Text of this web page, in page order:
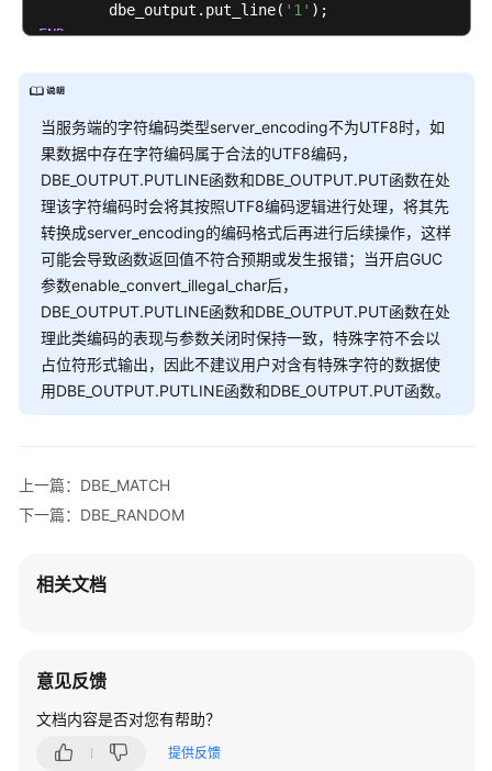
发
南
（分
布
式
_V2.0-
3.x）
开
发
南
（集
3.x）
发
指
布
式
_V2.0-
2.x）
        dbe_output.put_line(
'1'
END
-- 预期结果为：
ANONYMOUS BLOCK EXECUTE
-- 测试put，输入字符串a放入到缓冲区，末尾不加换行符，a不
BEGIN
dbe_output.enable();
dbe_output.put('a'
END
-- 预期结果为：
ANONYMOUS BLOCK EXECUTE
-- 测试new_line,添加换行，输出a
BEGIN
END
a
DECLARE
line VARCHAR(32672 );
BEGIN
当服务端的字符编码类型server_encoding不为UTF8时，如
果数据中存在字符编码属于合法的UTF8编码，
DBE_OUTPUT.PUTLINE函数和DBE_OUTPUT.PUT函数在处
理该字符编码时会将其按照UTF8编码逻辑进行处理，将其先
转换成server_encoding的编码格式后再进行后续操作，这样
可能会导致函数返回值不符合预期或发生报错；当开启GUC
参数enable_convert_illegal_char后，
DBE_OUTPUT.PUTLINE函数和DBE_OUTPUT.PUT函数在处
理此类编码的表现与参数关闭时保持一致，特殊字符不会以
占位符形式输出，因此不建议用户对含有特殊字符的数据使
用DBE_OUTPUT.PUTLINE函数和DBE_OUTPUT.PUT函数。
上一篇：DBE_MATCH
下一篇：DBE_RANDOM
相关文档
意见反馈
文档内容是否对您有帮助？
提供反馈